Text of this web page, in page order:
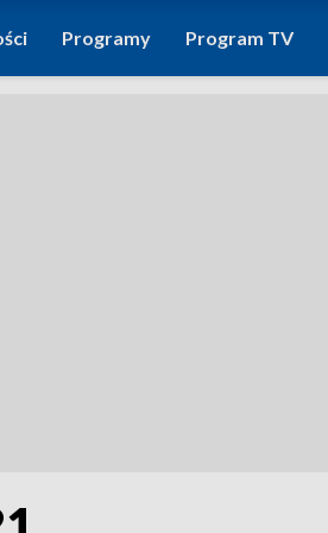
Programy Program TV